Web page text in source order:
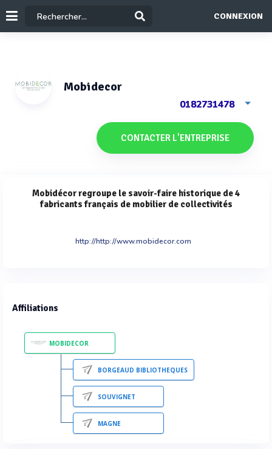
CONNEXION
Mobidecor
0182731478
CONTACTER L'ENTREPRISE
Mobidécor regroupe le savoir-faire historique de 4
fabricants français de mobilier de collectivités
http://http://www.mobidecor.com
Affiliations
MOBIDECOR
BORGEAUD BIBLIOTHEQUES
SOUVIGNET
MAGNE